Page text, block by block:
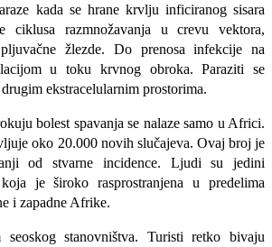
kada se hrane krvlju inficiranog sisara
ciklusa razmnožavanja u crevu vektora,
žlezde. Do prenosa infekcije na
u toku krvnog obroka. Paraziti se
ekstracelularnim prostorima.
bolest spavanja se nalaze samo u Africi.
oko 20.000 novih slučajeva. Ovaj broj je
od stvarne incidence. Ljudi su jedini
je široko rasprostranjena u predelima
i zapadne Afrike.
seoskog stanovništva. Turisti retko bivaju